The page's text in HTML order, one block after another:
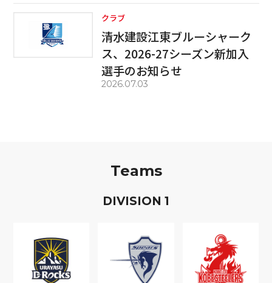
クラブ
清水建設江東ブルーシャーク
ス、2026-27シーズン新加入
選手のお知らせ
2026.07.03
Teams
DIVISION 1